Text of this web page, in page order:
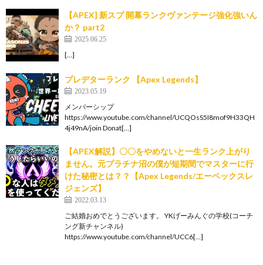
【APEX] 新スプ 開幕ランクヴァンテージ強化強いん
か？ part2
2025.06.25
[…]
プレデターランク 【Apex Legends】
2023.05.19
メンバーシップ
https://www.youtube.com/channel/UCQOsS5I8mof9H33QH
4j49nA/join Donat[…]
【APEX解説】〇〇をやめないと一生ランク上がり
ません。元プラチナ沼の僕が短期間でマスターに行
けた秘密とは？？【Apex Legends/エーペックスレ
ジェンズ】
2022.03.13
ご結婚おめでとうございます。 YKげーみんぐの学校(コーチ
ング新チャンネル)
https://www.youtube.com/channel/UCC6[…]